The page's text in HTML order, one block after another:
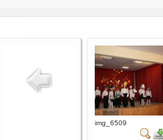
img_6509